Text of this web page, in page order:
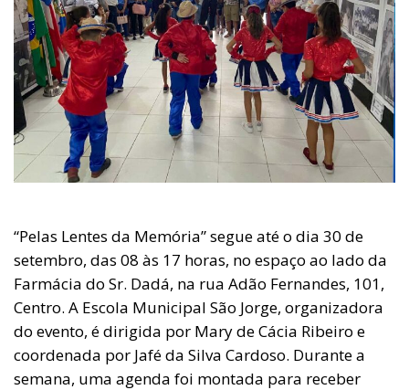
“Pelas Lentes da Memória” segue até o dia 30 de
setembro, das 08 às 17 horas, no espaço ao lado da
Farmácia do Sr. Dadá, na rua Adão Fernandes, 101,
Centro. A Escola Municipal São Jorge, organizadora
do evento, é dirigida por Mary de Cácia Ribeiro e
coordenada por Jafé da Silva Cardoso. Durante a
semana, uma agenda foi montada para receber